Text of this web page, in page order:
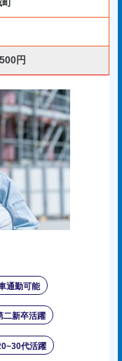
円
通勤可能
二新卒活躍
代活躍